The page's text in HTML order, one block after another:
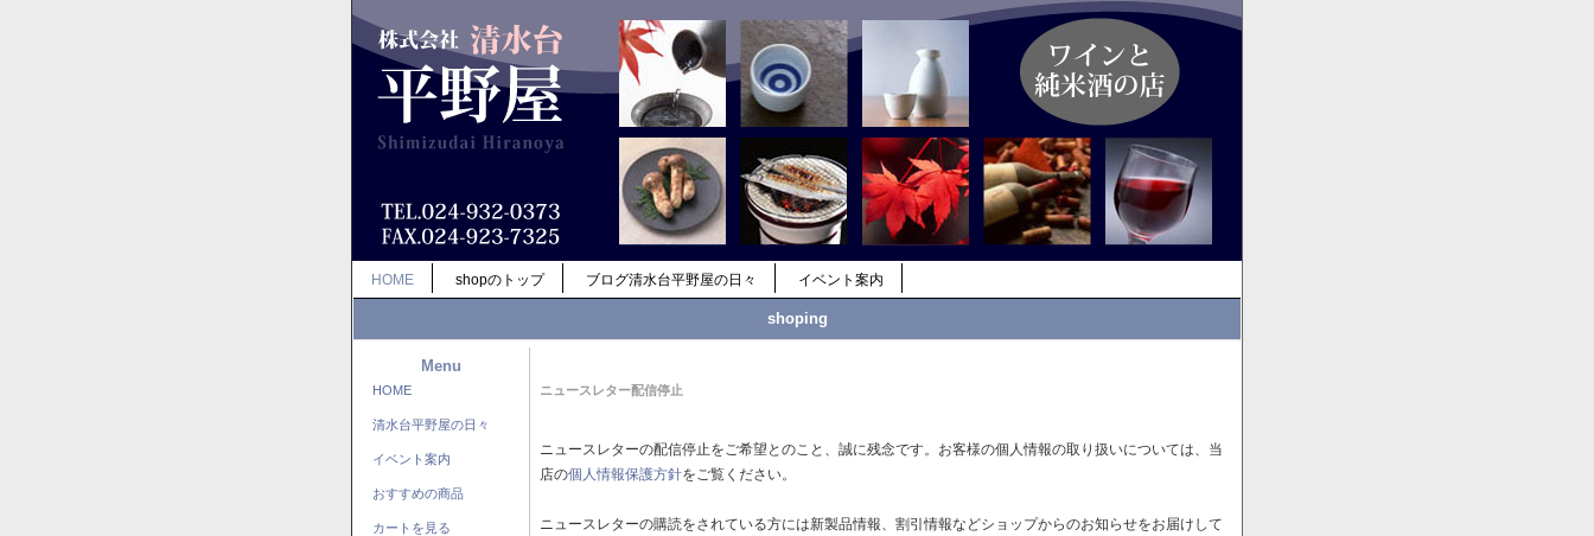
HOME shopのトップ ブログ清水台平野屋の日々 イベント案内
shoping
Menu
HOME
清水台平野屋の日々
イベント案内
おすすめの商品
カートを見る
ニュースレター配信停止
ニュースレターの配信停止をご希望とのこと、誠に残念です。お客様の個人情報の取り扱いについては、当
店の個人情報保護方針をご覧ください。
ニュースレターの購読をされている方には新製品情報、割引情報などショップからのお知らせをお届けして